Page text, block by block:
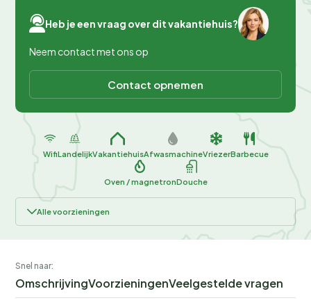
Heb je een vraag over dit vakantiehuis?
Neem contact met ons op
Contact opnemen
WifiLandelijkVakantiehuisAfwasmachineVriezerBarbecue
Oven / magnetronDouche
Alle voorzieningen
Snel naar:
OmschrijvingVoorzieningenVeelgestelde vragen